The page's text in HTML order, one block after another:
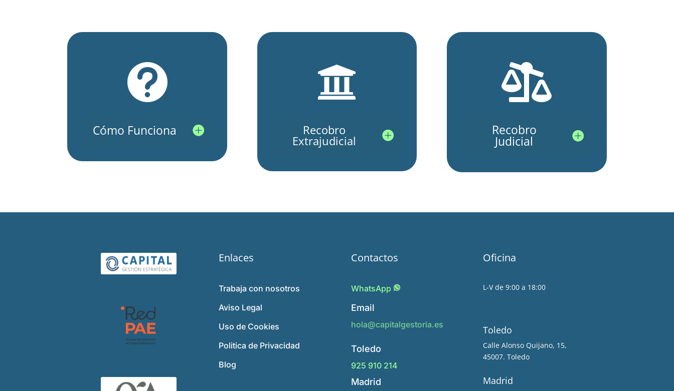

Cómo Funciona

Recobro
Extrajudicial

Recobro
Judicial
Enlaces
Trabaja con nosotros
Aviso Legal
Uso de Cookies
Politica de Privacidad
Blog
Contactos
WhatsApp
Email
hola@capitalgestoria.es
Toledo
925 910 214
Madrid
Oficina
L-V de 9:00 a 18:00
Toledo
Calle Alonso Quijano, 15,
45007. Toledo
Madrid